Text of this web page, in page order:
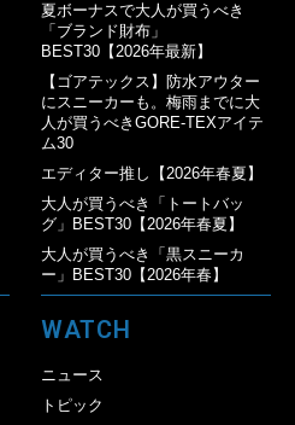
夏ボーナスで大人が買うべき
「ブランド財布」
BEST30【2026年最新】
【ゴアテックス】防水アウター
にスニーカーも。梅雨までに大
人が買うべきGORE-TEXアイテ
ム30
エディター推し【2026年春夏】
大人が買うべき「トートバッ
グ」BEST30【2026年春夏】
大人が買うべき「黒スニーカ
ー」BEST30【2026年春】
WATCH
ニュース
トピック